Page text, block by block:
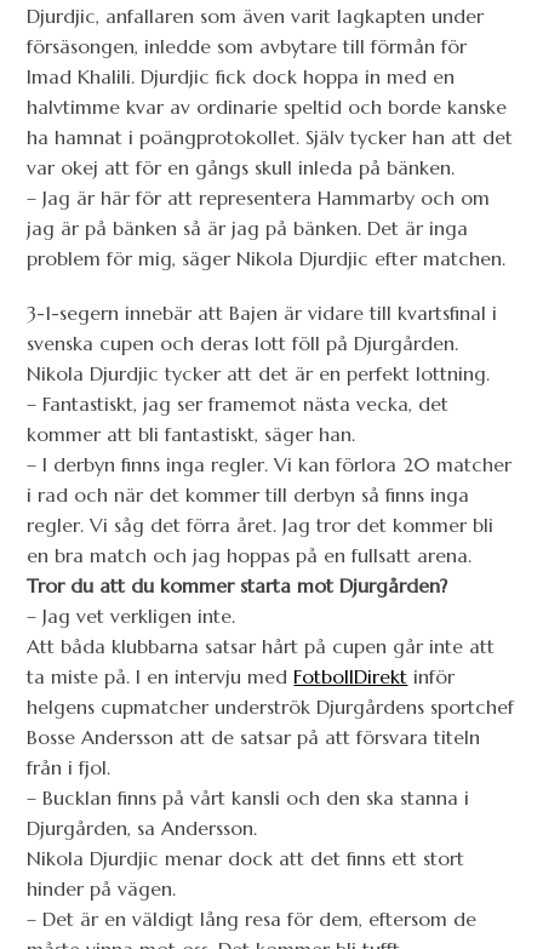
Djurdjic, anfallaren som även varit lagkapten under
försäsongen, inledde som avbytare till förmån för
Imad Khalili. Djurdjic fick dock hoppa in med en
halvtimme kvar av ordinarie speltid och borde kanske
ha hamnat i poängprotokollet. Själv tycker han att det
var okej att för en gångs skull inleda på bänken.
– Jag är här för att representera Hammarby och om
jag är på bänken så är jag på bänken. Det är inga
problem för mig, säger Nikola Djurdjic efter matchen.
3-1-segern innebär att Bajen är vidare till kvartsfinal i
svenska cupen och deras lott föll på Djurgården.
Nikola Djurdjic tycker att det är en perfekt lottning.
– Fantastiskt, jag ser framemot nästa vecka, det
kommer att bli fantastiskt, säger han.
– I derbyn finns inga regler. Vi kan förlora 20 matcher
i rad och när det kommer till derbyn så finns inga
regler. Vi såg det förra året. Jag tror det kommer bli
en bra match och jag hoppas på en fullsatt arena.
Tror du att du kommer starta mot Djurgården?
– Jag vet verkligen inte.
Att båda klubbarna satsar hårt på cupen går inte att
ta miste på. I en intervju medFotbollDirekt inför
helgens cupmatcher underströk Djurgårdens sportchef
Bosse Andersson att de satsar på att försvara titeln
från i fjol.
– Bucklan finns på vårt kansli och den ska stanna i
Djurgården, sa Andersson.
Nikola Djurdjic menar dock att det finns ett stort
hinder på vägen.
– Det är en väldigt lång resa för dem, eftersom de